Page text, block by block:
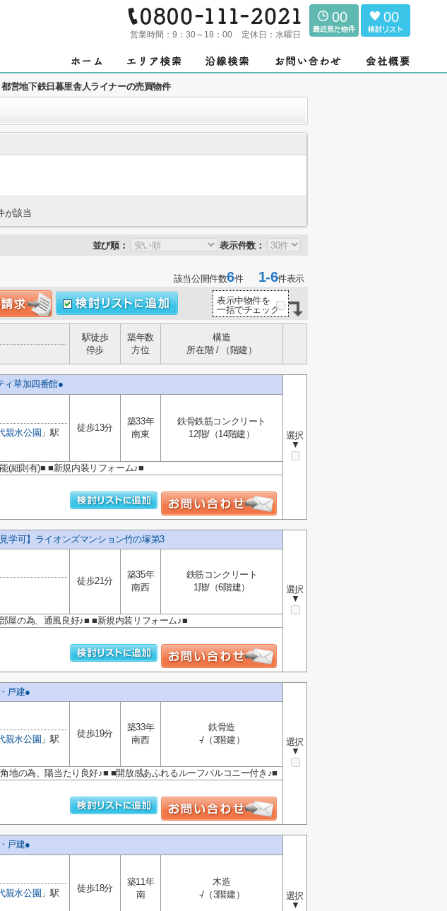
営業時間： 9：30～18：00 定休日： 水曜日
00 00
都営地下鉄日暮里舎人ライナーの売買物件
が該当
並び順： 表示件数：
該当公開件数6件1-6件表示
表示中物件を
一括でチェック
駅徒歩
停歩
築年数
方位
構造
所在階 / （階建）
ィ草加四番館●
選択
▼
親水公園 」駅 徒歩13分
築33年
南東
鉄骨鉄筋コンクリート
12階/（14階建）
(細則有)■ ■新規内装リフォーム♪■
見学可】ライオンズマンション竹の塚第3
選択
▼
徒歩21分
築35年
南西
鉄筋コンクリート
1階/（6階建）
屋の為、通風良好♪■ ■新規内装リフォーム♪■
戸建●
選択
▼
親水公園 」駅
徒歩19分
築33年
南西
鉄骨造
-/（3階建）
地の為、陽当たり良好♪■ ■開放感あふれるルーフバルコニー付き♪■
戸建●
選択
▼
親水公園 」駅 徒歩18分
築11年
南
木造
-/（3階建）